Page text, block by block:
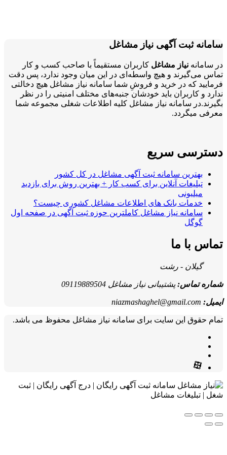
سامانه ثبت آگهی نیاز مشاغل
در سامانه نیاز مشاغلکاربران مستقیماً با صاحب کسب و کار
تماس می‌گیرند و هیچ واسطه‌ای در این میان وجود ندارد، پس دقت
فرمایید که در خرید و فروشِ شما سامانه نیاز مشاغل هیچ دخالتی
ندارد و کاربران باید خودشان جنبه‌های مختلف امنیتی را در نظر
بگیرند.در سامانه نیاز مشاغل کلیه اطلاعات شغلی مجموعه شما
معرفی میگردد.
دسترسی سریع
بهترین سامانه ثبت آگهی مشاغل در کل کشور
تبلیغات آنلاین برای کسب کار + بهترین روش برای بازدید
میلیونی
خدمات بانک های اطلاعات مشاغل کشوری چیست؟
سامانه نیاز مشاغل کاملترین حوزه ثبت آگهی در صفحه اول
گوگل
تماس با ما
گیلان - رشت
شماره تماس:پشتیبانی نیاز مشاغل 09119889504
ایمیل: niazmashaghel@gmail.com
تمام حقوق این سایت برای سامانه نیاز مشاغل محفوظ می باشد.